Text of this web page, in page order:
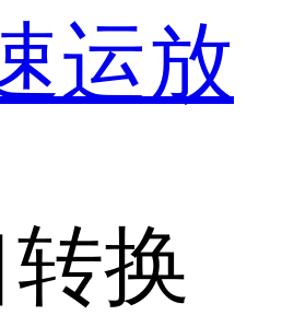
运放
换